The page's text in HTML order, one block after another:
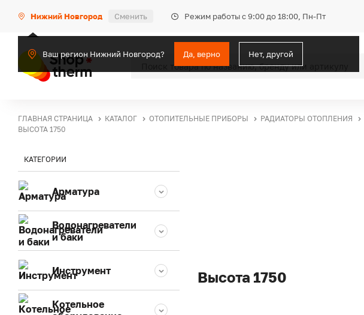
Нижний Новгород Сменить Режим работы с 9:00 до 18:00, Пн-Пт
Ваш регион Нижний Новгород? Да, верно Нет, другой
ГЛАВНАЯ СТРАНИЦА КАТАЛОГ ОТОПИТЕЛЬНЫЕ ПРИБОРЫ РАДИАТОРЫ ОТОПЛЕНИЯ
ВЫСОТА 1750
КАТЕГОРИИ
Арматура
Водонагреватели
и баки
Инструмент
Котельное
Высота 1750